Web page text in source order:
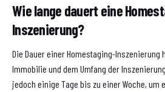
Wie lange dauert eine
Inszenierung?
Die Dauer einer Homestaging-Inszenierung
Immobilie und dem Umfang der
jedoch einige Tage bis zu einer Woche, um